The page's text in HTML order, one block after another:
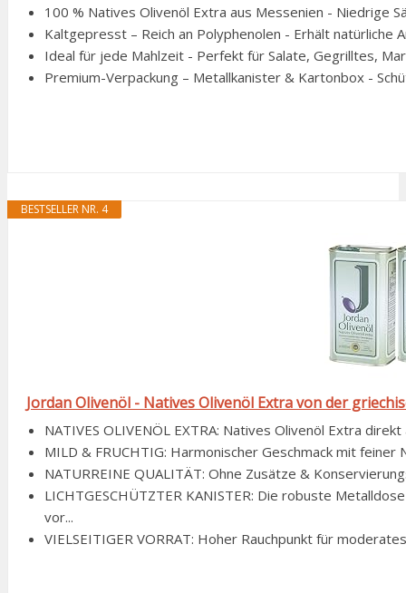
100 % Natives Olivenöl Extra aus Messenien - Niedrige
Kaltgepresst – Reich an Polyphenolen - Erhält natürliche
Ideal für jede Mahlzeit - Perfekt für Salate, Gegrilltes,
Premium-Verpackung – Metallkanister & Kartonbox -
BESTSELLER NR. 4
Jordan Olivenöl - Natives Olivenöl Extra von der
NATIVES OLIVENÖL EXTRA: Natives Olivenöl Extra
MILD & FRUCHTIG: Harmonischer Geschmack mit feiner
NATURREINE QUALITÄT: Ohne Zusätze &
LICHTGESCHÜTZTER KANISTER: Die robuste
vor...
VIELSEITIGER VORRAT: Hoher Rauchpunkt für